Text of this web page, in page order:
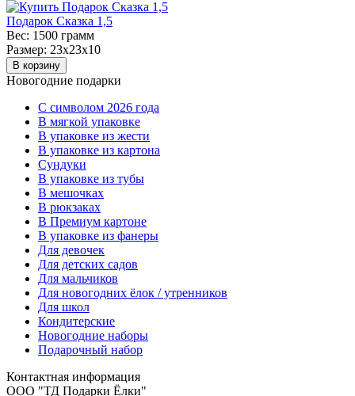
Подарок Сказка 1,5
Вес: 1500 грамм
Размер: 23х23х10
В корзину
Новогодние подарки
C символом 2026 года
В мягкой упаковке
В упаковке из жести
В упаковке из картона
Сундуки
В упаковке из тубы
В мешочках
В рюкзаках
В Премиум картоне
В упаковке из фанеры
Для девочек
Для детских садов
Для мальчиков
Для новогодних ёлок / утренников
Для школ
Кондитерские
Новогодние наборы
Подарочный набор
Контактная информация
ООО "ТД Подарки Ёлки"